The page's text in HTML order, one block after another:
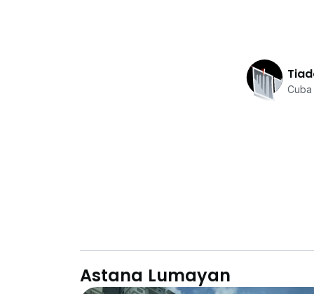
Astana Lumayan